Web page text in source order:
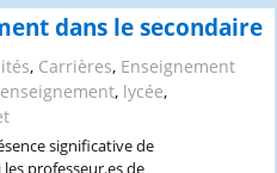
CPGE
au
Master
sélectif
Forum
et
dans le secondaire
, Carrières, Enseignement
enseignement, lycée,
significative de
professeur.es de